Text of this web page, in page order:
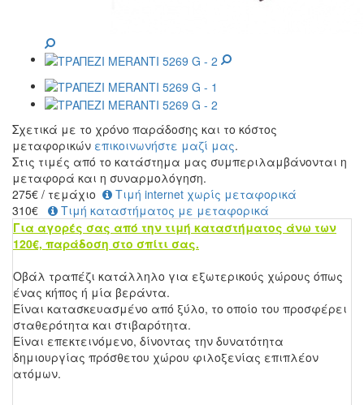
Σχετικά με το χρόνο παράδοσης και το κόστος
μεταφορικών επικοινωνήστε μαζί μας.
Στις τιμές από το κατάστημα μας συμπεριλαμβάνονται η
μεταφορά και η συναρμολόγηση.
275€ / τεμάχιο
Τιμή internet χωρίς μεταφορικά
310€
Τιμή καταστήματος με μεταφορικά
Για αγορές σας από την τιμή καταστήματος άνω των
120€, παράδοση στο σπίτι σας.
Οβάλ τραπέζι κατάλληλο για εξωτερικούς χώρους όπως
ένας κήπος ή μία βεράντα.
Είναι κατασκευασμένο από ξύλο, το οποίο του προσφέρει
σταθερότητα και στιβαρότητα.
Είναι επεκτεινόμενο, δίνοντας την δυνατότητα
δημιουργίας πρόσθετου χώρου φιλοξενίας επιπλέον
ατόμων.